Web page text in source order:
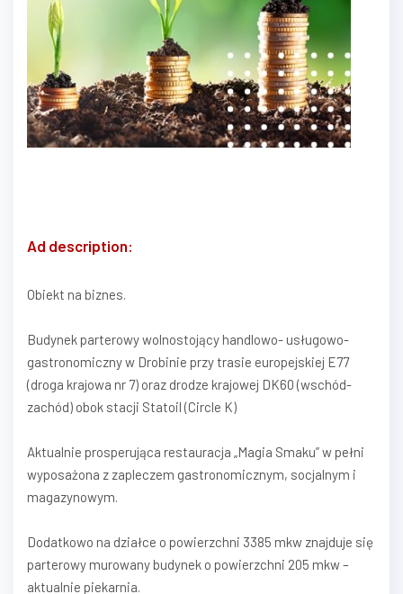
Ad description:
Obiekt na biznes.
Budynek parterowy wolnostojący handlowo- usługowo-
gastronomiczny w Drobinie przy trasie europejskiej E77
(droga krajowa nr 7) oraz drodze krajowej DK60 (wschód-
zachód) obok stacji Statoil (Circle K)
Aktualnie prosperująca restauracja „Magia Smaku” w pełni
wyposażona z zapleczem gastronomicznym, socjalnym i
magazynowym.
Dodatkowo na działce o powierzchni 3385 mkw znajduje się
parterowy murowany budynek o powierzchni 205 mkw –
aktualnie piekarnia.